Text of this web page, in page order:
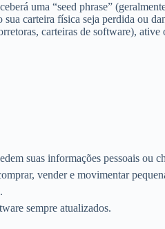
uma “seed phrase”
carteira física seja perdida ou
carteiras de software),
suas informações pessoais ou
vender e movimentar
sempre atualizados.